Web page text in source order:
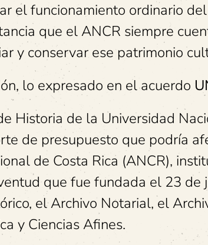
el funcionamiento ordinario
que el ANCR siempre
y conservar ese patrimonio
lo expresado en el acuerdo
Historia de la Universidad
de presupuesto que podría
de Costa Rica (ANCR),
que fue fundada el 23
el Archivo Notarial, el
y Ciencias Afines.